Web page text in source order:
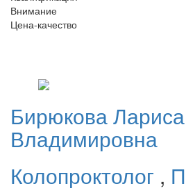
Внимание
Цена-качество
БирюковаЛариса
Владимировна
Колопроктолог ,